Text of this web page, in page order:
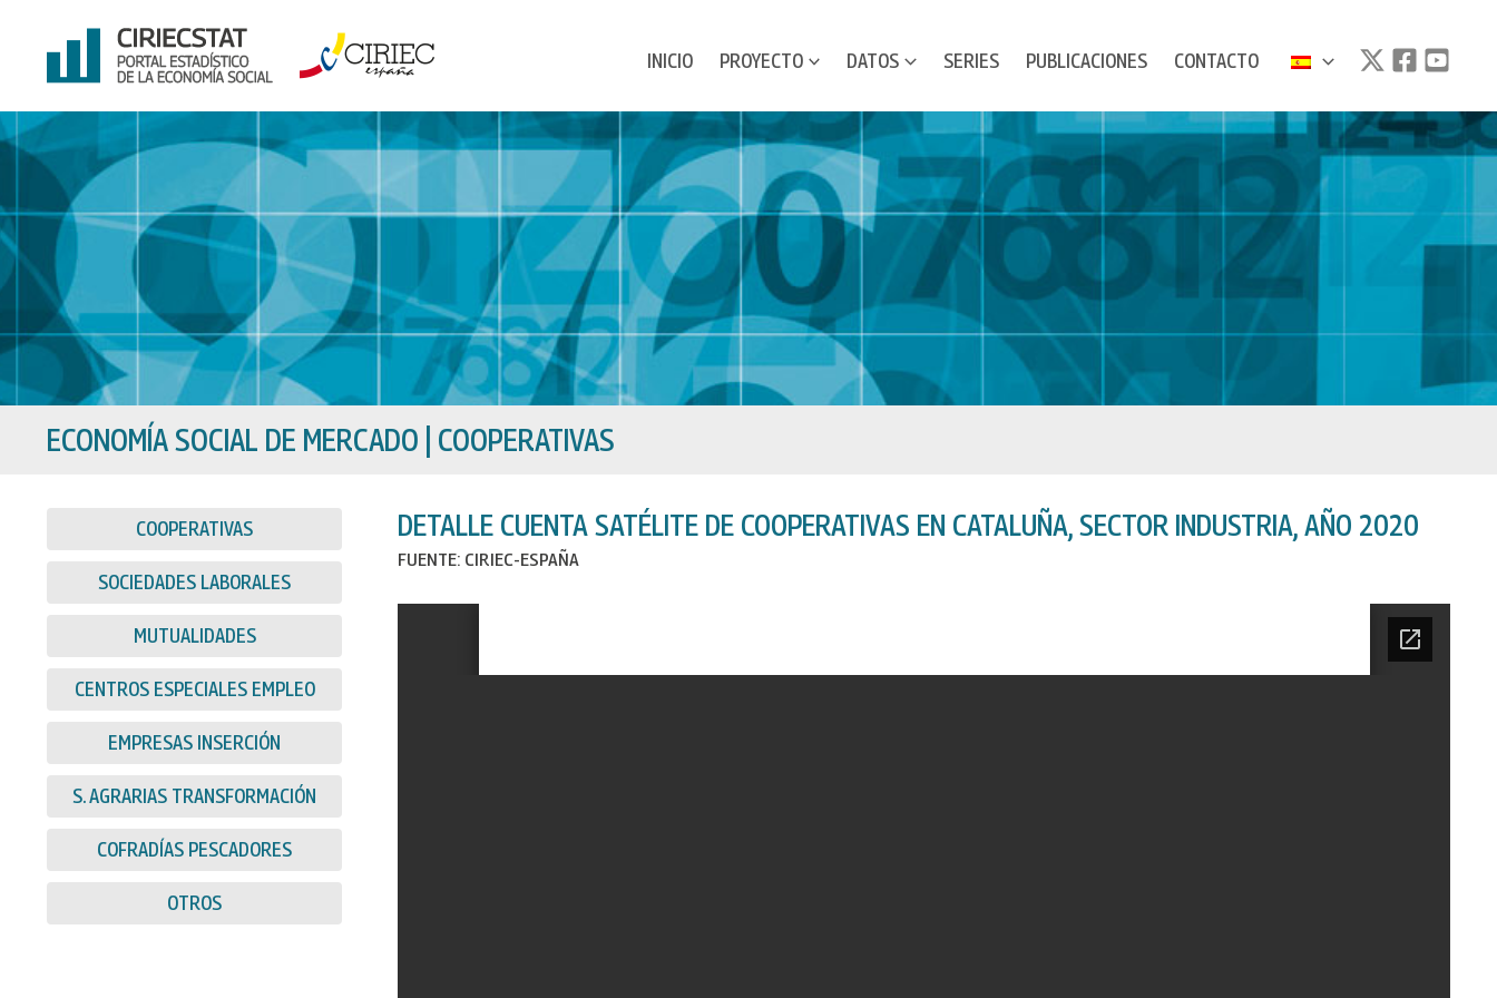
INICIO PROYECTO DATOS SERIES PUBLICACIONES CONTACTO
ECONOMÍA SOCIAL DE MERCADO COOPERATIVAS
COOPERATIVAS
SOCIEDADES LABORALES
MUTUALIDADES
CENTROS ESPECIALES EMPLEO
EMPRESAS INSERCIÓN
S. AGRARIAS TRANSFORMACIÓN
COFRADÍAS PESCADORES
OTROS
DETALLE CUENTA SATÉLITE DE COOPERATIVAS EN CATALUÑA, SECTOR INDUSTRIA, AÑO 2020
FUENTE: CIRIEC-ESPAÑA